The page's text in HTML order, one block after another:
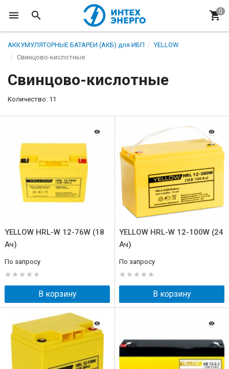
АККУМУЛЯТОРНЫЕ БАТАРЕИ (АКБ) для ИБП
YELLOW
Свинцово-кислотные
Свинцово-кислотные
Количество: 11
YELLOW HRL-W 12-76W (18
Ач)
По запросу
В корзину
YELLOW HRL-W 12-100W (24
Ач)
По запросу
В корзину